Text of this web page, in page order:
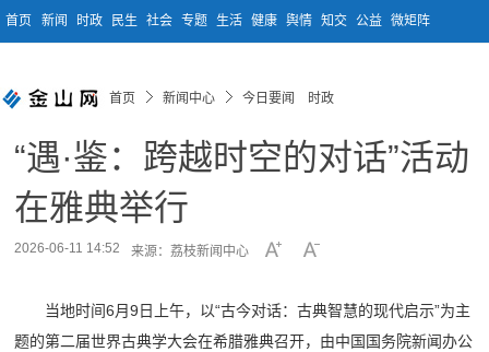
首页 新闻 时政 民生 社会 专题 生活 健康 舆情 知交 公益 微矩阵
首页 新闻中心 今日要闻 时政
“遇·鉴：跨越时空的对话”活动
在雅典举行
2026-06-11 14:52 来源：荔枝新闻中心
当地时间6月9日上午，以“古今对话：古典智慧的现代启示”为主
题的第二届世界古典学大会在希腊雅典召开，由中国国务院新闻办公